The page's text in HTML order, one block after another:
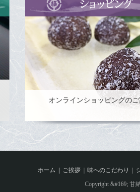
オンラインショッピングのご
ホーム ご挨拶 味へのこだわり
Copyright &#169; 甘